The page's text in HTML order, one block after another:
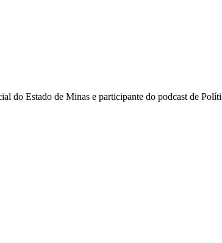
do Estado de Minas e participante do podcast de